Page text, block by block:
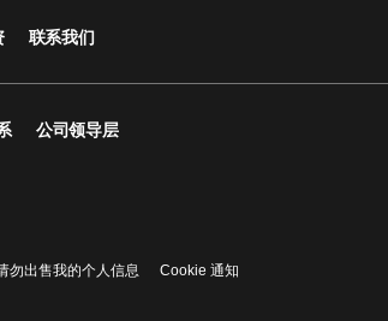
联系我们
公司领导层
勿出售我的个人信息 Cookie 通知